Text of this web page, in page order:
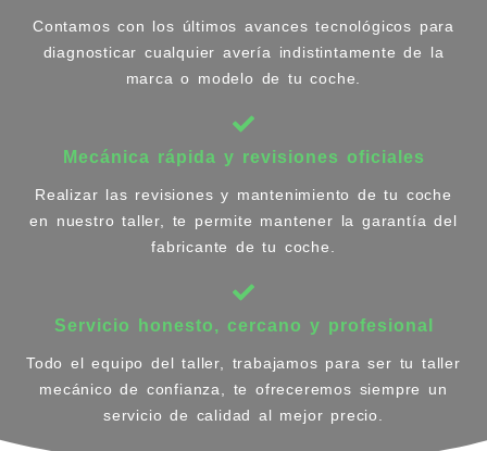
Contamos con los últimos avances tecnológicos para
diagnosticar cualquier avería indistintamente de la
marca o modelo de tu coche.
Mecánica rápida y revisiones oficiales
Realizar las revisiones y mantenimiento de tu coche
en nuestro taller, te permite mantener la garantía del
fabricante de tu coche.
Servicio honesto, cercano y profesional
Todo el equipo del taller, trabajamos para ser tu taller
mecánico de confianza, te ofreceremos siempre un
servicio de calidad al mejor precio.